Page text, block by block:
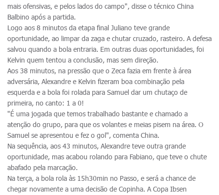
mais ofensivas, e pelos lados do campo", disse o técnico China
Balbino após a partida.
Logo aos 8 minutos da etapa final Juliano teve grande
oportunidade, ao limpar da zaga e chutar cruzado, rasteiro. A defesa
salvou quando a bola entraria. Em outras duas oportunidades, foi
Kelvin quem tentou a conclusão, mas sem direção.
Aos 38 minutos, na pressão que o Zeca fazia em frente à área
adversária, Alexandre e Kelvin fizeram boa combinação pela
esquerda e a bola foi rolada para Samuel dar um chutaço de
primeira, no canto: 1 a 0!
"É uma jogada que temos trabalhado bastante e chamado a
atenção do grupo, para que os volantes e meias pisem na área. O
Samuel se apresentou e fez o gol", comenta China.
Na sequência, aos 43 minutos, Alexandre teve outra grande
oportunidade, mas acabou rolando para Fabiano, que teve o chute
abafado pela marcação.
Na terça, a bola rola às 15h30min no Passo, e será a chance de
chegar novamente a uma decisão de Copinha. A Copa Ibsen